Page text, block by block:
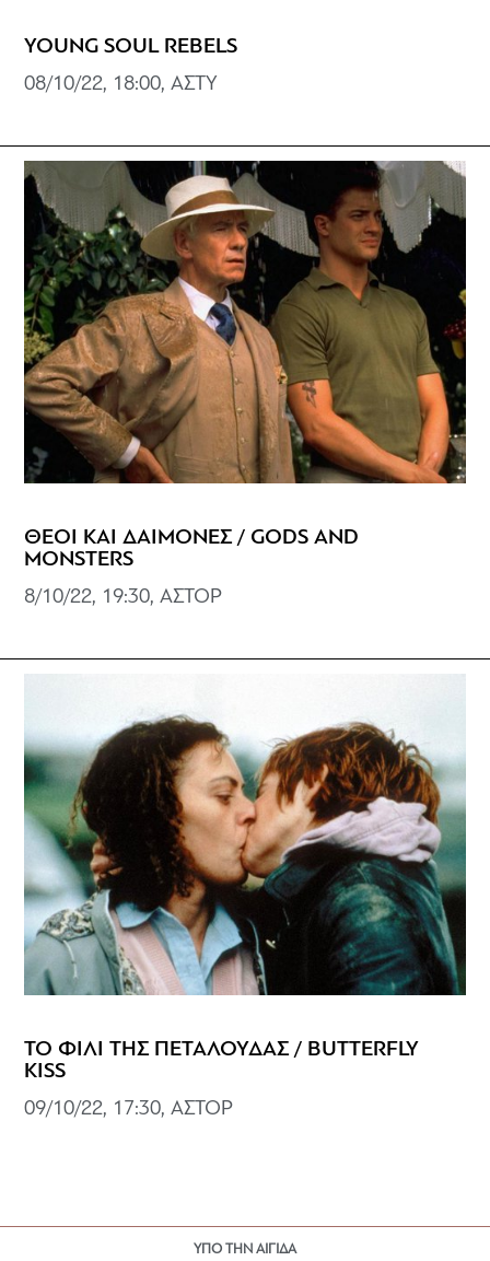
YOUNG SOUL REBELS
08/10/22, 18:00, ΑΣΤY
ΘΕΟΙ ΚΑΙ ΔΑΙΜΟΝΕΣ / GODS AND
MONSTERS
8/10/22, 19:30, ΑΣΤΟΡ
ΤΟ ΦΙΛΙ ΤΗΣ ΠΕΤΑΛΟΥΔΑΣ / BUTTERFLY
KISS
09/10/22, 17:30, ΑΣΤΟΡ
ΥΠΟ ΤΗΝ ΑΙΓΙΔΑ